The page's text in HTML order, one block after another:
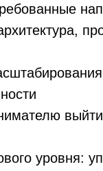
уровня: